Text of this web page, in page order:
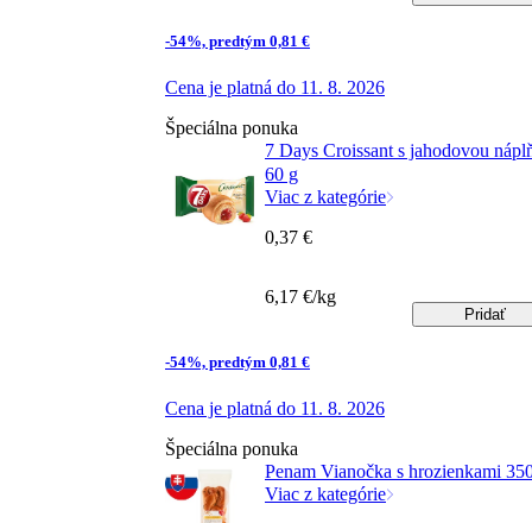
-54%, predtým 0,81 €
Cena je platná do 11. 8. 2026
Špeciálna ponuka
7 Days Croissant s jahodovou
60 g
Viac z kategórie
-54%, predtým 0,81 €
Cena je platná do 11. 8. 2026
0,37 €
6,17 €/kg
Pridať
Špeciálna ponuka
Penam Vianočka s hrozienkami
Viac z kategórie